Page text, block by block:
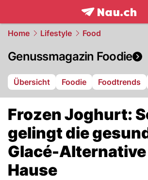
frontpage.
Home Lifestyle Food
Genussmagazin Foodie
Übersicht Foodie Foodtrends
Frozen Joghurt:
gelingt die
Glacé-
Hause